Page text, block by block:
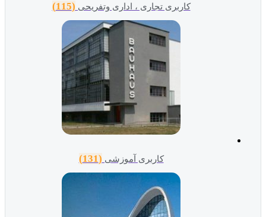
کاربری تجاری ، اداری وتفریحی (115)
کاربری آموزشی (131)